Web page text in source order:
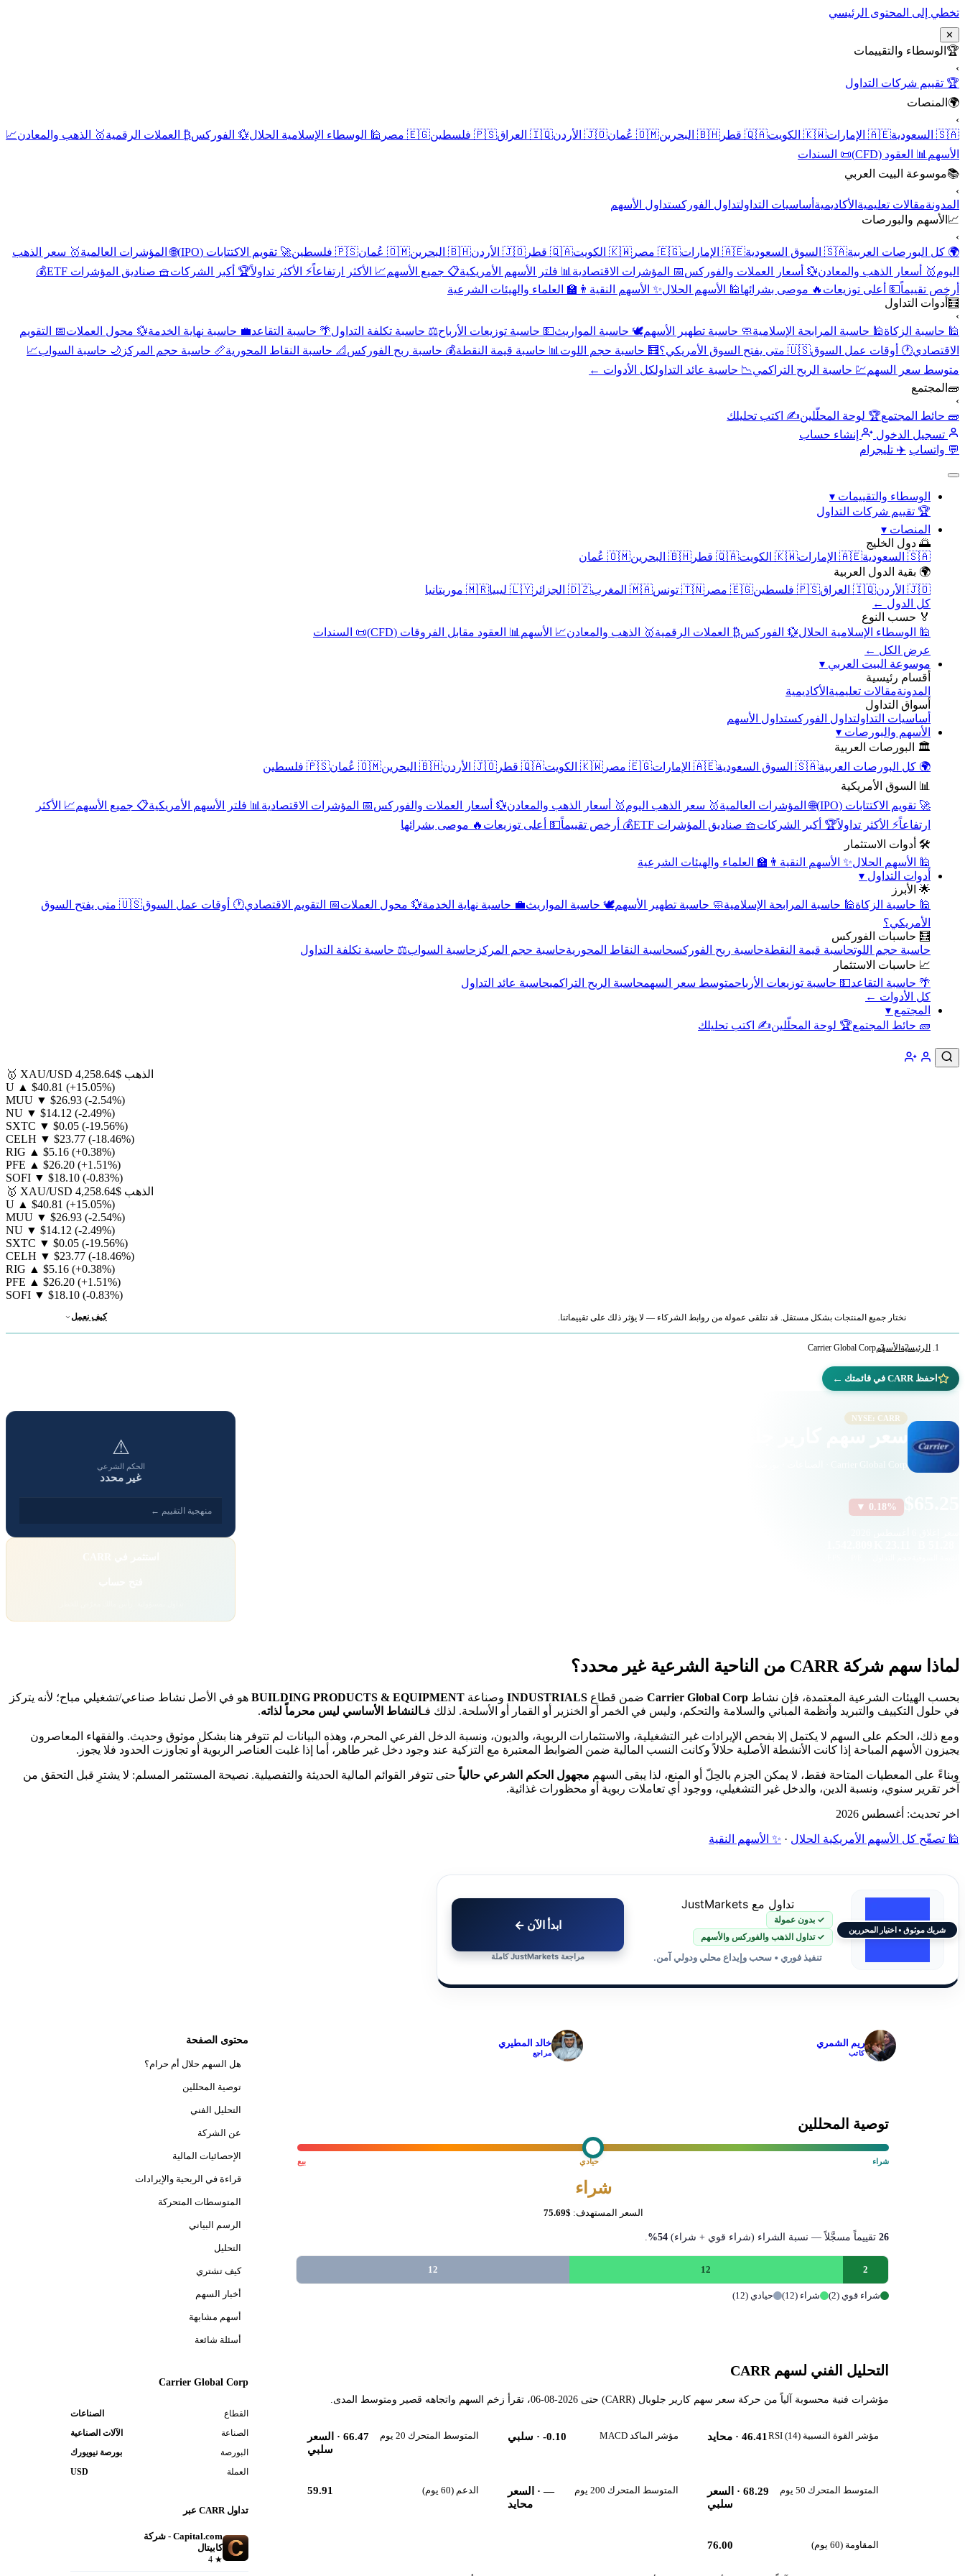
تخطي إلى المحتوى الرئيسي
✕
🏆 الوسطاء والتقييمات
›
🏆 تقييم شركات التداول
🌍 المنصات
›
🇸🇦 السعودية
🇦🇪 الإمارات 🇰🇼 الكويت 🇶🇦 قطر 🇧🇭 البحرين 🇴🇲 عُمان 🇯🇴 الأردن 🇮🇶 العراق 🇵🇸 فلسطين 🇪🇬 مصر 🕌 الوسطاء الإسلامية الحلال💱 الفوركس₿ العملات الرقمية🥇 الذهب والمعادن📈
الأسهم 📊 العقود (CFD)
📜 السندات
📚موسوعة البيت العربي
›
المدونةمقالات تعليمية الأكاديمية أساسيات التداولتداول الفوركستداول الأسهم
📈 الأسهم والبورصات
›
🌍 كل البورصات العربية🇸🇦 السوق السعودية 🇦🇪 الإمارات 🇪🇬 مصر 🇰🇼 الكويت 🇶🇦 قطر 🇯🇴 الأردن 🇧🇭 البحرين 🇴🇲 عُمان 🇵🇸 فلسطين 🚀 تقويم الاكتتابات (IPO) 🌐 المؤشرات العالمية🥇 سعر الذهب
اليوم🥇 أسعار الذهب والمعادن💱 أسعار العملات والفوركس📅 المؤشرات الاقتصادية 📊 فلتر الأسهم الأمريكية📋 جميع الأسهم📈 الأكثر ارتفاعاً⚡ الأكثر تداولاً🏆 أكبر الشركات🧺 صناديق المؤشرات ETF
💰
أرخص تقييماً💵 أعلى توزيعات 🔥 موصى بشرائها🕌 الأسهم الحلال✨ الأسهم النقية 👨‍🏫 العلماء والهيئات الشرعية
🧮 أدوات التداول
›
🕌 حاسبة الزكاة🕌 حاسبة المرابحة الإسلامية🧼 حاسبة تطهير الأسهم🕊️ حاسبة المواريث💵 حاسبة توزيعات الأرباح⚖️ حاسبة تكلفة التداول🌴 حاسبة التقاعد💼 حاسبة نهاية الخدمة💱 محول العملات📅 التقويم
الاقتصادي🕐 أوقات عمل السوق🇺🇸 متى يفتح السوق الأمريكي؟ 🧮 حاسبة حجم اللوت 📊 حاسبة قيمة النقطة💰 حاسبة ربح الفوركس 📐 حاسبة النقاط المحورية📏 حاسبة حجم المركز 🌙 حاسبة السواب📈
متوسط سعر السهم💹 حاسبة الربح التراكمي📉 حاسبة عائد التداولكل الأدوات ←
🧱 المجتمع
›
🧱 حائط المجتمع🏆 لوحة المحلّلين✍️ اكتب تحليلك
تسجيل الدخول
إنشاء حساب
💬 واتساب ✈️ تليجرام
الوسطاء والتقييمات ▾
🏆 تقييم شركات التداول
المنصات ▾
🌅 دول الخليج
🇸🇦 السعودية
🇦🇪 الإمارات 🇰🇼 الكويت 🇶🇦 قطر 🇧🇭 البحرين
🇴🇲 عُمان
🌍 بقية الدول العربية
🇯🇴 الأردن
🇮🇶 العراق 🇵🇸 فلسطين 🇪🇬 مصر 🇹🇳 تونس 🇲🇦 المغرب 🇩🇿 الجزائر 🇱🇾 ليبيا
🇲🇷 موريتانيا
كل الدول ←
🏅 حسب النوع
🕌 الوسطاء الإسلامية الحلال💱 الفوركس₿ العملات الرقمية🥇 الذهب والمعادن📈 الأسهم 📊 العقود مقابل الفروقات (CFD)
📜 السندات
عرض الكل ←
موسوعة البيت العربي ▾
أقسام رئيسية
المدونةمقالات تعليمية الأكاديمية
أسواق التداول
أساسيات التداولتداول الفوركستداول الأسهم
الأسهم والبورصات ▾
🏛️ البورصات العربية
🌍 كل البورصات العربية🇸🇦 السوق السعودية 🇦🇪 الإمارات 🇪🇬 مصر 🇰🇼 الكويت 🇶🇦 قطر 🇯🇴 الأردن 🇧🇭 البحرين 🇴🇲 عُمان
🇵🇸 فلسطين
📊 السوق الأمريكية
🚀 تقويم الاكتتابات (IPO)
🌐 المؤشرات العالمية🥇 سعر الذهب اليوم🥇 أسعار الذهب والمعادن💱 أسعار العملات والفوركس📅 المؤشرات الاقتصادية 📊 فلتر الأسهم الأمريكية📋 جميع الأسهم📈 الأكثر
ارتفاعاً⚡ الأكثر تداولاً🏆 أكبر الشركات🧺 صناديق المؤشرات ETF 💰 أرخص تقييماً💵 أعلى توزيعات 🔥 موصى بشرائها
🛠️ أدوات الاستثمار
🕌 الأسهم الحلال✨ الأسهم النقية 👨‍🏫 العلماء والهيئات الشرعية
أدوات التداول ▾
🌟 الأبرز
🕌 حاسبة الزكاة🕌 حاسبة المرابحة الإسلامية🧼 حاسبة تطهير الأسهم🕊️ حاسبة المواريث💼 حاسبة نهاية الخدمة💱 محول العملات📅 التقويم الاقتصادي🕐 أوقات عمل السوق
🇺🇸 متى يفتح السوق
الأمريكي؟
🧮 حاسبات الفوركس
حاسبة حجم اللوتحاسبة قيمة النقطةحاسبة ربح الفوركسحاسبة النقاط المحوريةحاسبة حجم المركز حاسبة السواب⚖️ حاسبة تكلفة التداول
📈 حاسبات الاستثمار
🌴 حاسبة التقاعد💵 حاسبة توزيعات الأرباحمتوسط سعر السهمحاسبة الربح التراكميحاسبة عائد التداول
كل الأدوات ←
المجتمع ▾
🧱 حائط المجتمع🏆 لوحة المحلّلين✍️ اكتب تحليلك
🥇 XAU/USD الذهب $4,258.64
U ▲ $40.81 (+15.05%)
MUU ▼ $26.93 (-2.54%)
NU ▼ $14.12 (-2.49%)
SXTC ▼ $0.05 (-19.56%)
CELH ▼ $23.77 (-18.46%)
RIG ▲ $5.16 (+0.38%)
PFE ▲ $26.20 (+1.51%)
SOFI ▼ $18.10 (-0.83%)
🥇 XAU/USD الذهب $4,258.64
U ▲ $40.81 (+15.05%)
MUU ▼ $26.93 (-2.54%)
NU ▼ $14.12 (-2.49%)
SXTC ▼ $0.05 (-19.56%)
CELH ▼ $23.77 (-18.46%)
RIG ▲ $5.16 (+0.38%)
PFE ▲ $26.20 (+1.51%)
SOFI ▼ $18.10 (-0.83%)
نختار جميع المنتجات بشكل مستقل. قد نتلقى عمولة من روابط الشركاء — لا يؤثر ذلك على تقييماتنا. كيف نعمل
الرئيسية الأسهمCarrier Global Corp
احفظ CARR في قائمتك ←
NYSE: CARR
Carrier Global Corp · الصناعات · بورصة نيويورك
▼ 0.18%
⚠
الحكم الشرعي
غير محدد
منهجية التقييم ←
لماذا سهم شركة CARR من الناحية الشرعية غير محدد؟
بحسب الهيئات الشرعية المعتمدة، فإن نشاط Carrier Global Corp ضمن قطاع INDUSTRIALS وصناعة BUILDING PRODUCTS & EQUIPMENT هو في الأصل نشاط صناعي/تشغيلي مباح؛ لأنه يتركز
في حلول التكييف والتبريد وأنظمة المباني والسلامة والتحكم، وليس في الخمر أو الخنزير أو القمار أو الأسلحة. لذلك فـالنشاط الأساسي ليس محرماً لذاته.
ومع ذلك، الحكم على السهم لا يكتمل إلا بفحص الإيرادات غير التشغيلية، والاستثمارات الربوية، والديون، ونسبة الدخل الفرعي المحرم، وهذه البيانات لم تتوفر هنا بشكل موثوق وحديث. والفقهاء المعاصرون
يجيزون الأسهم المباحة إذا كانت الأنشطة الأصلية حلالاً وكانت النسب المالية ضمن الضوابط المعتبرة مع التزكية عند وجود دخل غير طاهر، أما إذا غلبت العناصر الربوية أو تجاوزت الحدود فلا يجوز.
وبناءً على المعطيات المتاحة فقط، لا يمكن الجزم بالحِلّ أو المنع، لذا يبقى السهم مجهول الحكم الشرعي حالياً حتى تتوفر القوائم المالية الحديثة والتفصيلية. نصيحة المستثمر المسلم: لا يشترِ قبل التحقق من
آخر تقرير سنوي، ونسبة الدين، والدخل غير التشغيلي، ووجود أي تعاملات ربوية أو محظورات غذائية.
اخر تحديث: أغسطس 2026
🕌 تصفّح كل الأسهم الأمريكية الحلال · ✨ الأسهم النقية
شريك موثوق • اختيار المحررين
تداول مع JustMarkets
✓ بدون عمولة
✓ تداول الذهب والفوركس والأسهم
تنفيذ فوري • سحب وإيداع محلي ودولي آمن.
ابدأ الآن ←
مراجعة JustMarkets كاملة
محتوى الصفحة
هل السهم حلال أم حرام؟
توصية المحللين
التحليل الفني
عن الشركة
الإحصائيات المالية
قراءة في الربحية والإيرادات
المتوسطات المتحركة
الرسم البياني
التحليل
كيف تشتري
أخبار السهم
أسهم مشابهة
أسئلة شائعة
Carrier Global Corp
القطاع
الصناعات
الصناعة
الآلات الصناعية
البورصة
بورصة نيويورك
العملة
USD
تداول CARR عبر
Capital.com - شركة
كابيتال
★
ريم الشمري
كاتب
خالد المطيري
مراجع
توصية المحللين
بيع حيادي شراء
شراء
السعر المستهدف: $75.69
26 تقييماً مسجَّلاً — نسبة الشراء (شراء قوي + شراء) 54%
2
12
12
شراء قوي (2) شراء (12) حيادي (12)
التحليل الفني لسهم CARR
مؤشرات فنية محسوبة آلياً من حركة سعر سهم كارير جلوبال (CARR) حتى 2026-08-06، تقرأ زخم السهم واتجاهه قصير ومتوسط المدى.
مؤشر القوة النسبية RSI (14) 46.41· محايد مؤشر الماكد MACD -0.10 · سلبي المتوسط المتحرك 20 يوم 66.47· السعر
سلبي
المتوسط المتحرك 50 يوم 68.29· السعر
سلبي
المتوسط المتحرك 200 يوم —· السعر
محايد
الدعم (60 يوم) 59.91
المقاومة (60 يوم) 76.00